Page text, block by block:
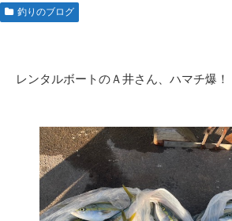
釣りのブログ
レンタルボートのＡ井さん、ハマチ爆！